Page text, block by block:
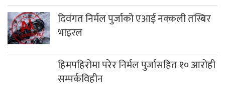
दिवंगत निर्मल पुर्जाको एआई नक्कली तस्बिर
भाइरल
हिमपहिरोमा परेर निर्मल पुर्जासहित १० आरोही
सम्पर्कविहीन